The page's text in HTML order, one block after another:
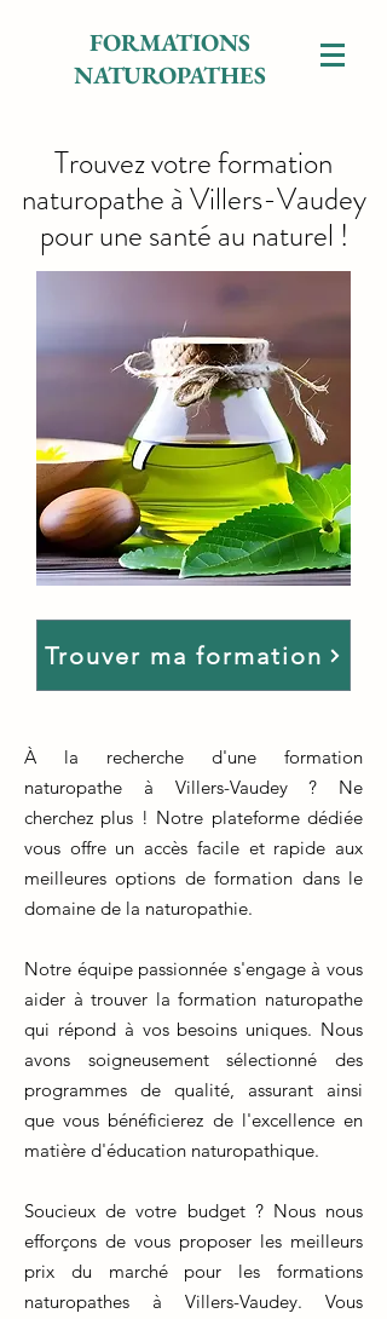
FORMATIONS
NATUROPATHES
Trouvez votre formation
naturopathe à Villers-Vaudey
pour une santé au naturel !
Trouver ma formation
À la recherche d'une formation
naturopathe à Villers-Vaudey ? Ne
cherchez plus ! Notre plateforme dédiée
vous offre un accès facile et rapide aux
meilleures options de formation dans le
domaine de la naturopathie.
Notre équipe passionnée s'engage à vous
aider à trouver la formation naturopathe
qui répond à vos besoins uniques. Nous
avons soigneusement sélectionné des
programmes de qualité, assurant ainsi
que vous bénéficierez de l'excellence en
matière d'éducation naturopathique.
Soucieux de votre budget ? Nous nous
efforçons de vous proposer les meilleurs
prix du marché pour les formations
naturopathes à Villers-Vaudey. Vous